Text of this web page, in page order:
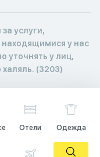
услуги,
у нас
уточнять у лиц,
(3203)
Отели Одежда